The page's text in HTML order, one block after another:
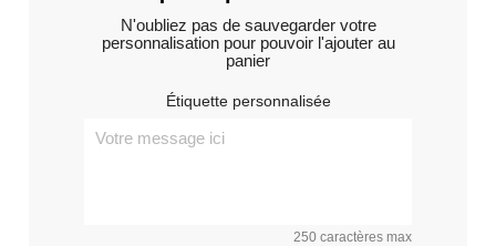
N'oubliez pas de sauvegarder votre
personnalisation pour pouvoir l'ajouter au
panier
Étiquette personnalisée
250 caractères max